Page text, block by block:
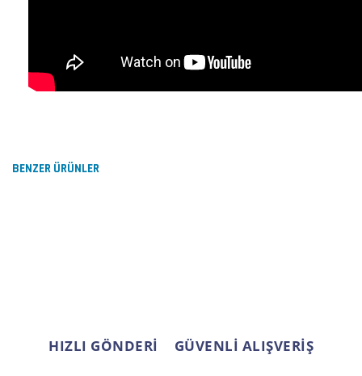
Ürün resmi kalitesiz, bozuk veya görüntülenemiyor.
BENZER ÜRÜNLER
HIZLI GÖNDERİ GÜVENLİ ALIŞVERİŞ